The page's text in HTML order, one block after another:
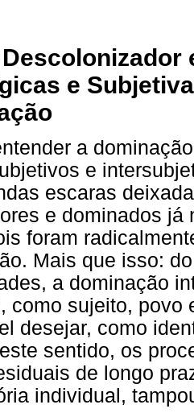
e
a
e
escaras
e dominados já
foram
Mais que isso:
a dominação
como sujeito, povo
desejar, como
sentido, os
de longo
individual,